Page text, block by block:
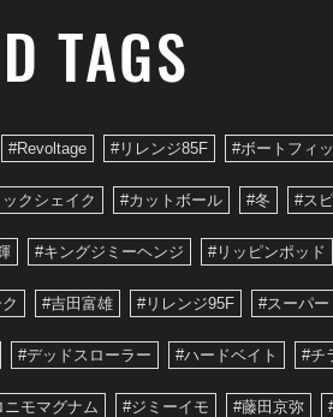
TAGS
#Revoltage #リレンジ85F #ボートフィ
クシェイク #カットボール #冬 #ス
#キングジミーヘンジ #リッピンポッド
#吉田富雄 #リレンジ95F #スーパ
#デッドスローラー #ハードベイト #チ
ニモマグナム #ジミーイモ #藤田京弥